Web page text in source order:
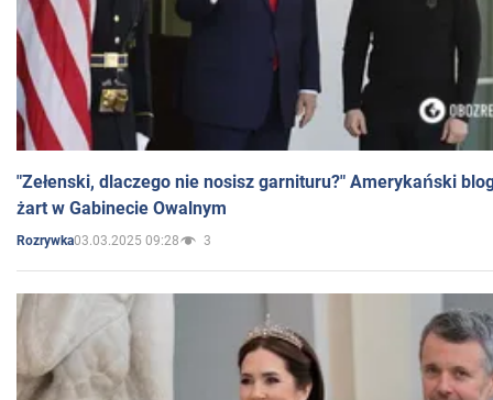
"Zełenski, dlaczego nie nosisz garnituru?" Amerykański
żart w Gabinecie Owalnym
Rozrywka03.03.2025 09:28 3